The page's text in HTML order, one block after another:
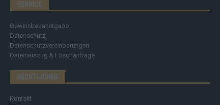
SERVICE
Gewinnbekanntgabe
Datenschutz
Datenschutzvereinbarungen
Datenauszug & Löschanfrage
RECHTLICHES
Kontakt